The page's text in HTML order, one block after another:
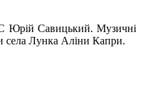
Юрій Савицький. Музичні
села Лунка Аліни Капри.